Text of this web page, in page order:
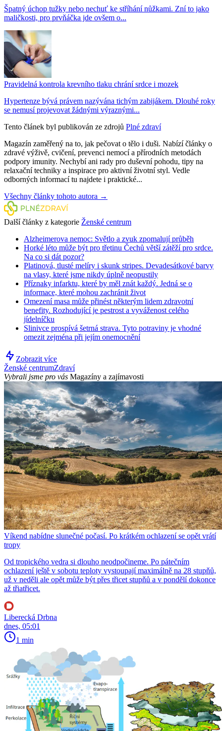
Špatný úchop tužky nebo nechuť ke stříhání nůžkami. Zní to jako
maličkosti, pro prvňáčka jde ovšem o...
Pravidelná kontrola krevního tlaku chrání srdce i mozek
Hypertenze bývá právem nazývána tichým zabijákem. Dlouhé roky
se nemusí projevovat žádnými výraznými...
Tento článek byl publikován ze zdrojů Plné zdraví
Magazín zaměřený na to, jak pečovat o tělo i duši. Nabízí články o
zdravé výživě, cvičení, prevenci nemocí a přírodních metodách
podpory imunity. Nechybí ani rady pro duševní pohodu, tipy na
relaxační techniky a inspirace pro aktivní životní styl. Vedle
odborných informací tu najdete i praktické...
Všechny články tohoto autora →
Další články z kategorie Ženské centrum
Alzheimerova nemoc: Světlo a zvuk zpomalují průběh
Horké léto může být pro třetinu Čechů větší zátěží pro srdce.
Na co si dát pozor?
Platinová, tlusté melíry i skunk stripes. Devadesátkové barvy
na vlasy, které jsme nikdy úplně neopustily
Příznaky infarktu, které by měl znát každý. Jedná se o
informace, které mohou zachránit život
Omezení masa může přinést některým lidem zdravotní
benefity. Rozhodující je pestrost a vyváženost celého
jídelníčku
Slinivce prospívá šetrná strava. Tyto potraviny je vhodné
omezit zejména při jejím onemocnění
Zobrazit více
Ženské centrumZdraví
Vybrali jsme pro vás Magazíny a zajímavosti
Víkend nabídne slunečné počasí. Po krátkém ochlazení se opět vrátí
tropy
Od tropického vedra si dlouho neodpočineme. Po pátečním
ochlazení ještě v sobotu teploty vystoupají maximálně na 28 stupňů,
už v neděli ale opět může být přes třicet stupňů a v pondělí dokonce
až třiatřicet.
Liberecká Drbna
dnes, 05:01
1 min